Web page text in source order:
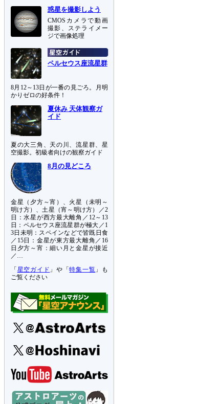
惑星を撮影しよう
CMOSカメラで動画
撮影、ステライメー
ジで画像処理
ペルセウス座流星群
8月12～13日が一番の見ごろ。月明
かりゼロの好条件！
夏休み 天体観察ガ
イド
夏の大三角、天の川、流星群、星
空撮影。初級者向けの観察ガイド
8月の見どころ
金星（夕方～宵）、火星（未明～
明け方）、土星（宵～明け方）／2
日：水星が西方最大離角／12～13
日：ペルセウス座流星群が極大／1
3日未明：スペインなどで皆既日食
／15日：金星が東方最大離角／16
日夕方～宵：細い月と金星が接近
／…
「 星空ガイド 」や「特集一覧 」も
ご覧ください